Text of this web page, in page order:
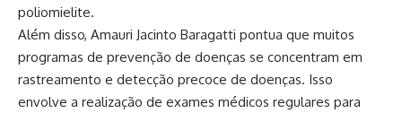
poliomielite.
Além disso, Amauri Jacinto Baragatti pontua que muitos
programas de prevenção de doenças se concentram em
rastreamento e detecção precoce de doenças. Isso
envolve a realização de exames médicos regulares para